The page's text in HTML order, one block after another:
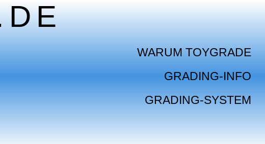
WARUM TOYGRADE
GRADING-INFO
GRADING-SYSTEM